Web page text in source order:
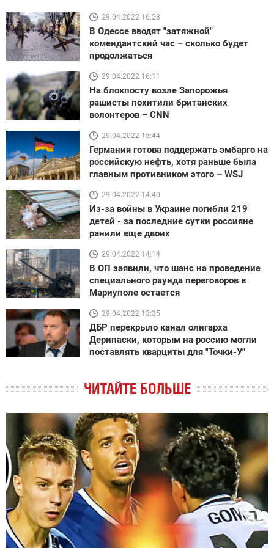
29.04.2022 16:23
В Одессе вводят "затяжной"
комендантский час – сколько будет
продолжаться
29.04.2022 16:11
На блокпосту возле Запорожья
рашисты похитили британских
волонтеров – CNN
29.04.2022 15:44
Германия готова поддержать эмбарго на
российскую нефть, хотя раньше была
главным противником этого – WSJ
29.04.2022 14:40
Из-за войны в Украине погибли 219
детей - за последние сутки россияне
ранили еще двоих
29.04.2022 14:14
В ОП заявили, что шанс на проведение
специального раунда переговоров в
Мариуполе остается
29.04.2022 13:35
ДБР перекрыло канал олигарха
Дерипаски, которым на россию могли
поставлять кварциты для "Точки-У"
ЧИТАЙТЕ БОЛЬШЕ